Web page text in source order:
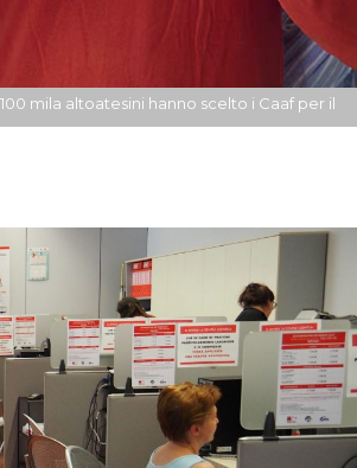
mila altoatesini hanno scelto i Caaf per il